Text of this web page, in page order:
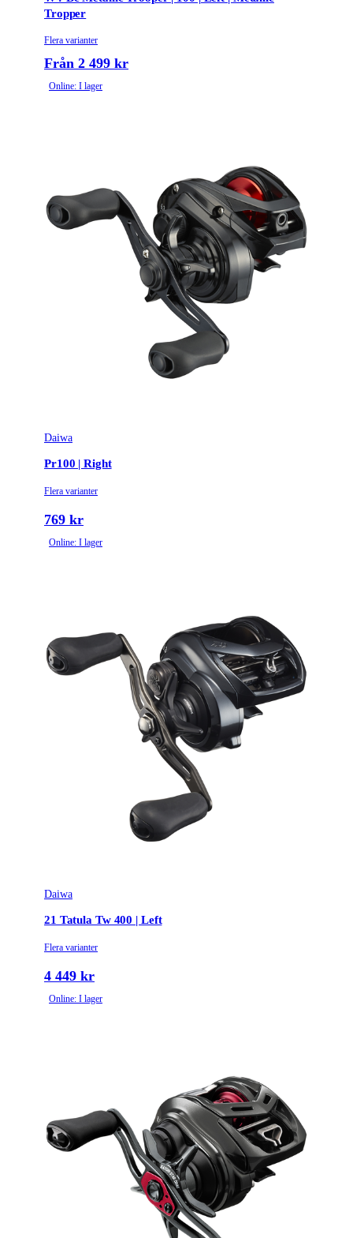
Tropper
Flera varianter
Från 2 499 kr
Online: I lager
Daiwa
Pr100 | Right
Flera varianter
769 kr
Online: I lager
Daiwa
21 Tatula Tw 400 | Left
Flera varianter
4 449 kr
Online: I lager